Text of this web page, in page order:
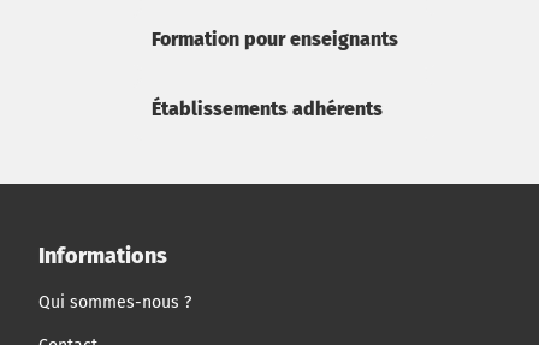
Formation pour enseignants
Établissements adhérents
Informations
Qui sommes-nous ?